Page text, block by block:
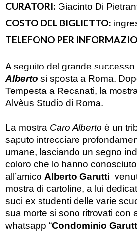
CURATORI: Giacinto Di
COSTO DEL BIGLIETTO:
TELEFONO PER
A seguito del grande
Alberto si sposta a Roma.
Tempesta a Recanati, la
Alvèus Studio di Roma.
La mostra Caro Alberto è un
saputo intrecciare
umane, lasciando un segno
coloro che lo hanno
all’amico Alberto Garutti
mostra di cartoline, a lui
suoi ex studenti delle varie
sua morte si sono ritrovati con
whatsapp “Condominio